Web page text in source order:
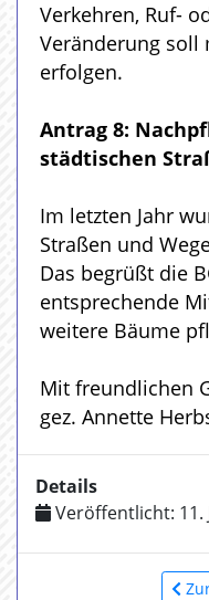
Verkehren, Ruf-
Veränderung soll
erfolgen.
Antrag 8:
städtischen
Im letzten Jahr
Straßen und
Das begrüßt die
entsprechende
weitere Bäume
Mit freundlichen
gez. Annette
Details
Veröffentlicht: 11.